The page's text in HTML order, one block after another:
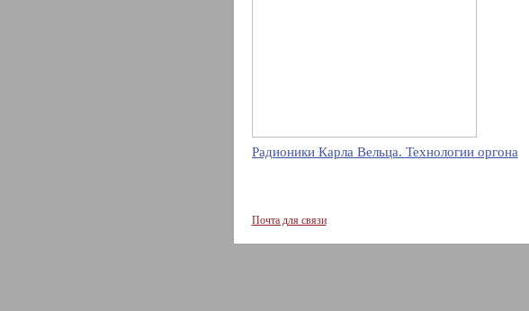
Радионики Карла Вельца. Технологии оргона
Почта для связи